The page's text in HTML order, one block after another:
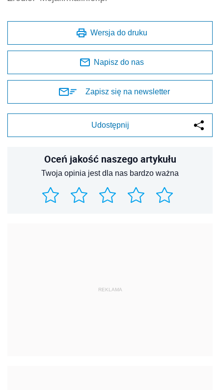
Wersja do druku
Napisz do nas
Zapisz się na newsletter
Udostępnij
Oceń jakość naszego artykułu
Twoja opinia jest dla nas bardzo ważna
REKLAMA